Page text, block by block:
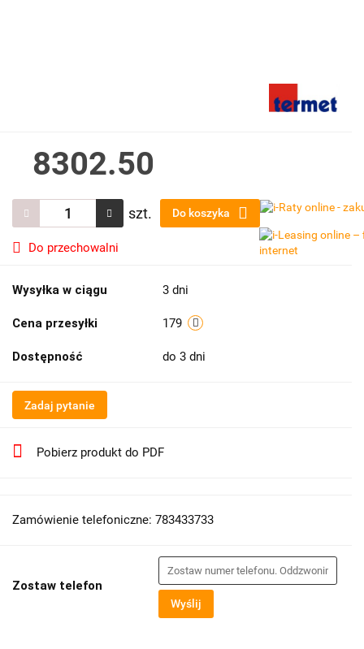
8302.50
szt. Do koszyka
Do przechowalni
Wysyłka w ciągu 3 dni
Cena przesyłki 179
Dostępność do 3 dni
Zadaj pytanie
Pobierz produkt do PDF
Zamówienie telefoniczne: 783433733
Zostaw telefon
Wyślij